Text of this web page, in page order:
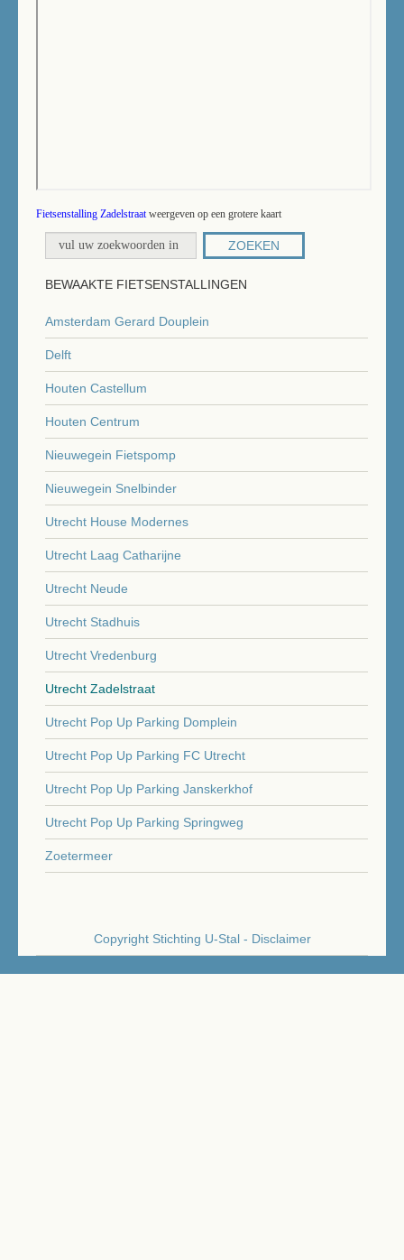
Fietsenstalling Zadelstraatweergeven op een grotere kaart
ZOEKEN
BEWAAKTE FIETSENSTALLINGEN
Amsterdam Gerard Douplein
Delft
Houten Castellum
Houten Centrum
Nieuwegein Fietspomp
Nieuwegein Snelbinder
Utrecht House Modernes
Utrecht Laag Catharijne
Utrecht Neude
Utrecht Stadhuis
Utrecht Vredenburg
Utrecht Zadelstraat
Utrecht Pop Up Parking Domplein
Utrecht Pop Up Parking FC Utrecht
Utrecht Pop Up Parking Janskerkhof
Utrecht Pop Up Parking Springweg
Zoetermeer
Copyright Stichting U-Stal - Disclaimer